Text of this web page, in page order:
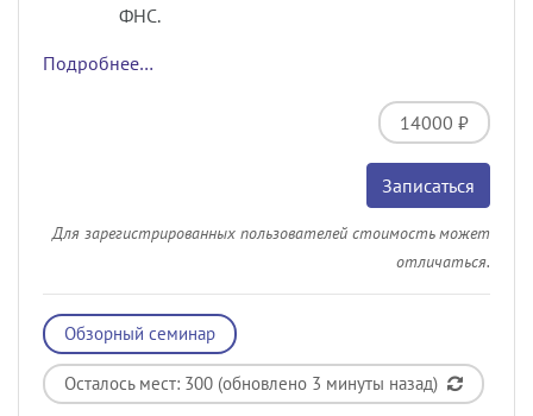
ФНС.
Подробнее…
14000 ₽
Записаться
Для зарегистрированных пользователей стоимость может
отличаться.
Обзорный семинар
Осталось мест: 300 (обновлено 3 минуты назад)